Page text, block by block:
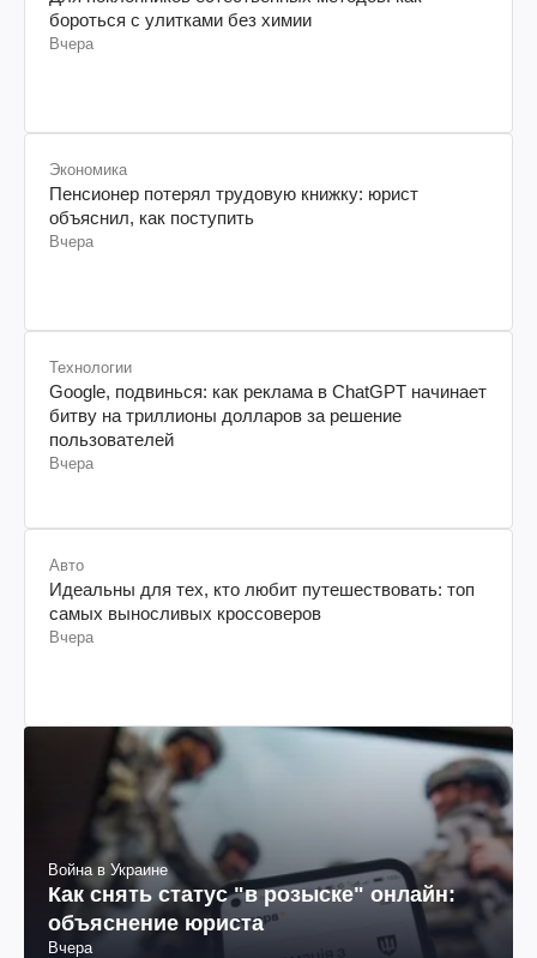
бороться с улитками без химии
Вчера
Экономика
Пенсионер потерял трудовую книжку: юрист
объяснил, как поступить
Вчера
Технологии
Google, подвинься: как реклама в ChatGPT начинает
битву на триллионы долларов за решение
пользователей
Вчера
Авто
Идеальны для тех, кто любит путешествовать: топ
самых выносливых кроссоверов
Вчера
Война в Украине
Как снять статус "в розыске" онлайн:
объяснение юриста
Вчера